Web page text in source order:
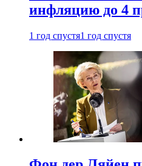
инфляцию до 4
1 год спустя1 год спустя